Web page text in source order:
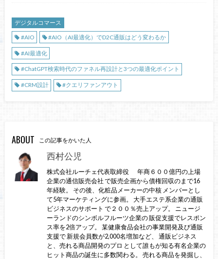
デジタルコマース
#AIO
#AIO（AI最適化）でD2C通販はどう変わるか
#AI最適化
#ChatGPT検索時代のファネル再設計と3つの最適化ポイント
#CRM設計 #クエリファンアウト
ABOUT この記事をかいた人
西村公児
株式会社ルーチェ代表取締役 年商６００億円の上場
企業の通信販売会社 で販売企画から債権回収のまで16
年経験。 その後、化粧品メーカーの中核 メンバーとし
て5年マーケティングに参画。 大手エステ系企業の通販
ビジネスのサポート で２００％売上アップ。 ニュージ
ーランドのシンボルフルーツ企業の 販促支援でレスポン
ス率を2倍アップ。 某健康食品会社の事業開発及び通販
支援で 新規会員数が2,000名増加など、 通販ビジネス
と、売れる商品開発のプロ として誰もが知る有名企業の
ヒット商品の誕生に多数関わる。 売れる商品を発掘し、